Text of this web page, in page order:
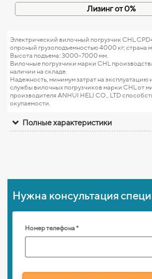
Лизинг от 0%
Электрический вилочный погрузчик CHL
опроный грузоподъемностью 4000 кг; страна
Высота подъема: 3000-7000 мм.
Вилочные погрузчики марки CHL
наличии на складе.
Надежность, минимум затрат на эксплуатацию
службы вилочных погрузчиков марки CHL от
производителя ANHUI HELI CO., LTD
окупаемости.
Полные характеристики
Нужна консультация
Номер телефона *